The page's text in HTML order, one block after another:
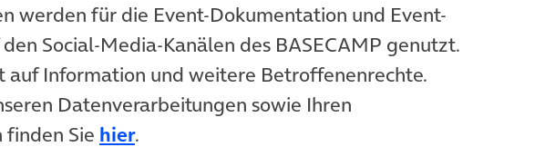
werden für die Event-Dokumentation und Event-
Social-Media-Kanälen des BASECAMP genutzt.
auf Information und weitere Betroffenenrechte.
Datenverarbeitungen sowie Ihren
Sie hier.